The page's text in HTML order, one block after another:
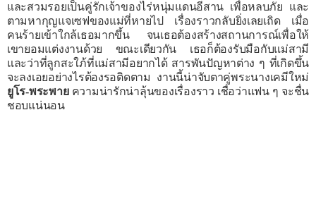
และสวมรอยเป็นคู่รักเจ้าของไร่หนุ่มแดนอีสาน เพื่อหลบภัย และ
ตามหากุญแจเซฟของแม่ที่หายไป เรื่องราวกลับยิ่งเลยเถิด เมื่อ
คนร้ายเข้าใกล้เธอมากขึ้น จนเธอต้องสร้างสถานการณ์เพื่อให้
เขายอมแต่งงานด้วย ขณะเดียวกัน เธอก็ต้องรับมือกับแม่สามี
และว่าที่ลูกสะใภ้ที่แม่สามีอยากได้ สารพันปัญหาต่าง ๆ ที่เกิดขึ้น
จะลงเอยอย่างไรต้องรอติดตาม
งานนี้น่าจับตาคู่พระนางเคมีใหม่
ยูโร-พระพายความน่ารักน่าลุ้นของเรื่องราว เชื่อว่าแฟน ๆ จะชื่น
ชอบแน่นอน